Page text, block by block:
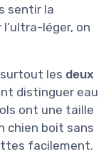
sentir la
l’ultra-léger, on
surtout les deux
distinguer eau
ont une taille
chien boit sans
facilement.